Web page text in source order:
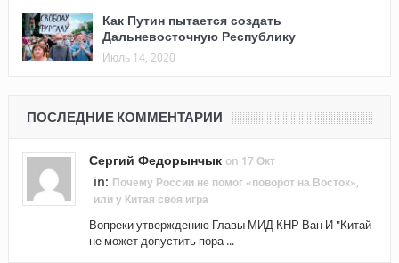
Как Путин пытается создать
Дальневосточную Республику
Июль 14, 2020
ПОСЛЕДНИЕ КОММЕНТАРИИ
Сергий Федорынчык on 17 Окт
in: Почему России не помог «поворот на Восток»,
или у Китая своя игра
Вопреки утверждению Главы МИД КНР Ван И "Китай
не может допустить пора ...